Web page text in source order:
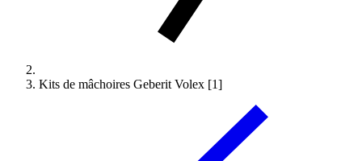
Kits de mâchoires Geberit Volex [1]